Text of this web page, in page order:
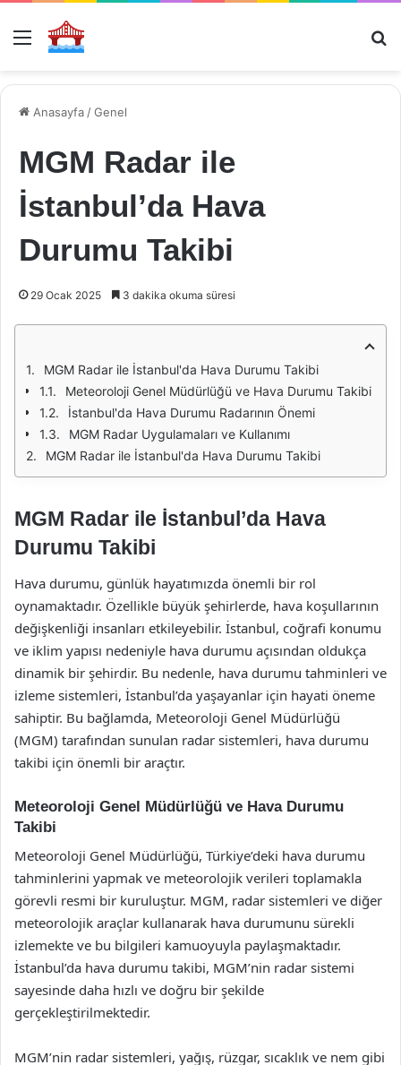
Menü
Anasayfa /Genel
MGM Radar ile
İstanbul’da Hava
Durumu Takibi
29 Ocak 2025 3 dakika okuma süresi
MGM Radar ile İstanbul'da Hava Durumu Takibi
Meteoroloji Genel Müdürlüğü ve Hava Durumu Takibi
İstanbul'da Hava Durumu Radarının Önemi
MGM Radar Uygulamaları ve Kullanımı
MGM Radar ile İstanbul'da Hava Durumu Takibi
MGM Radar ile İstanbul’da Hava
Durumu Takibi
Hava durumu, günlük hayatımızda önemli bir rol
oynamaktadır. Özellikle büyük şehirlerde, hava koşullarının
değişkenliği insanları etkileyebilir. İstanbul, coğrafi konumu
ve iklim yapısı nedeniyle hava durumu açısından oldukça
dinamik bir şehirdir. Bu nedenle, hava durumu tahminleri ve
izleme sistemleri, İstanbul’da yaşayanlar için hayati öneme
sahiptir. Bu bağlamda, Meteoroloji Genel Müdürlüğü
(MGM) tarafından sunulan radar sistemleri, hava durumu
takibi için önemli bir araçtır.
Meteoroloji Genel Müdürlüğü ve Hava Durumu
Takibi
Meteoroloji Genel Müdürlüğü, Türkiye’deki hava durumu
tahminlerini yapmak ve meteorolojik verileri toplamakla
görevli resmi bir kuruluştur. MGM, radar sistemleri ve diğer
meteorolojik araçlar kullanarak hava durumunu sürekli
izlemekte ve bu bilgileri kamuoyuyla paylaşmaktadır.
İstanbul’da hava durumu takibi, MGM’nin radar sistemi
sayesinde daha hızlı ve doğru bir şekilde
gerçekleştirilmektedir.
MGM’nin radar sistemleri, yağış, rüzgar, sıcaklık ve nem gibi